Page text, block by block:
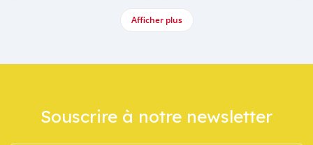
Afficher plus
Souscrire à notre newsletter